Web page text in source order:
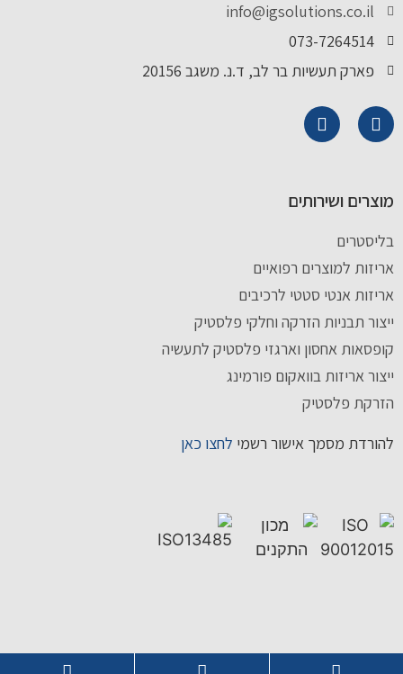
info@igsolutions.co.il
073-7264514
פארק תעשיות בר לב, ד.נ. משגב 20156
מוצרים ושירותים
בליסטרים
אריזות למוצרים רפואיים
אריזות אנטי סטטי לרכיבים
ייצור תבניות הזרקה וחלקי פלסטיק
קופסאות אחסון וארגזי פלסטיק לתעשיה
ייצור אריזות בוואקום פורמינג
הזרקת פלסטיק
להורדת מסמך אישור רשמי לחצו כאן